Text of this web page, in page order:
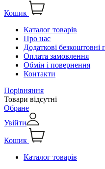
Кошик
Каталог товарів
Про нас
Додаткові безкоштовні
Оплата замовлення
Обмін і повернення
Контакти
Порівняння
Товари відсутні
Обране
Увійти
Кошик
Каталог товарів